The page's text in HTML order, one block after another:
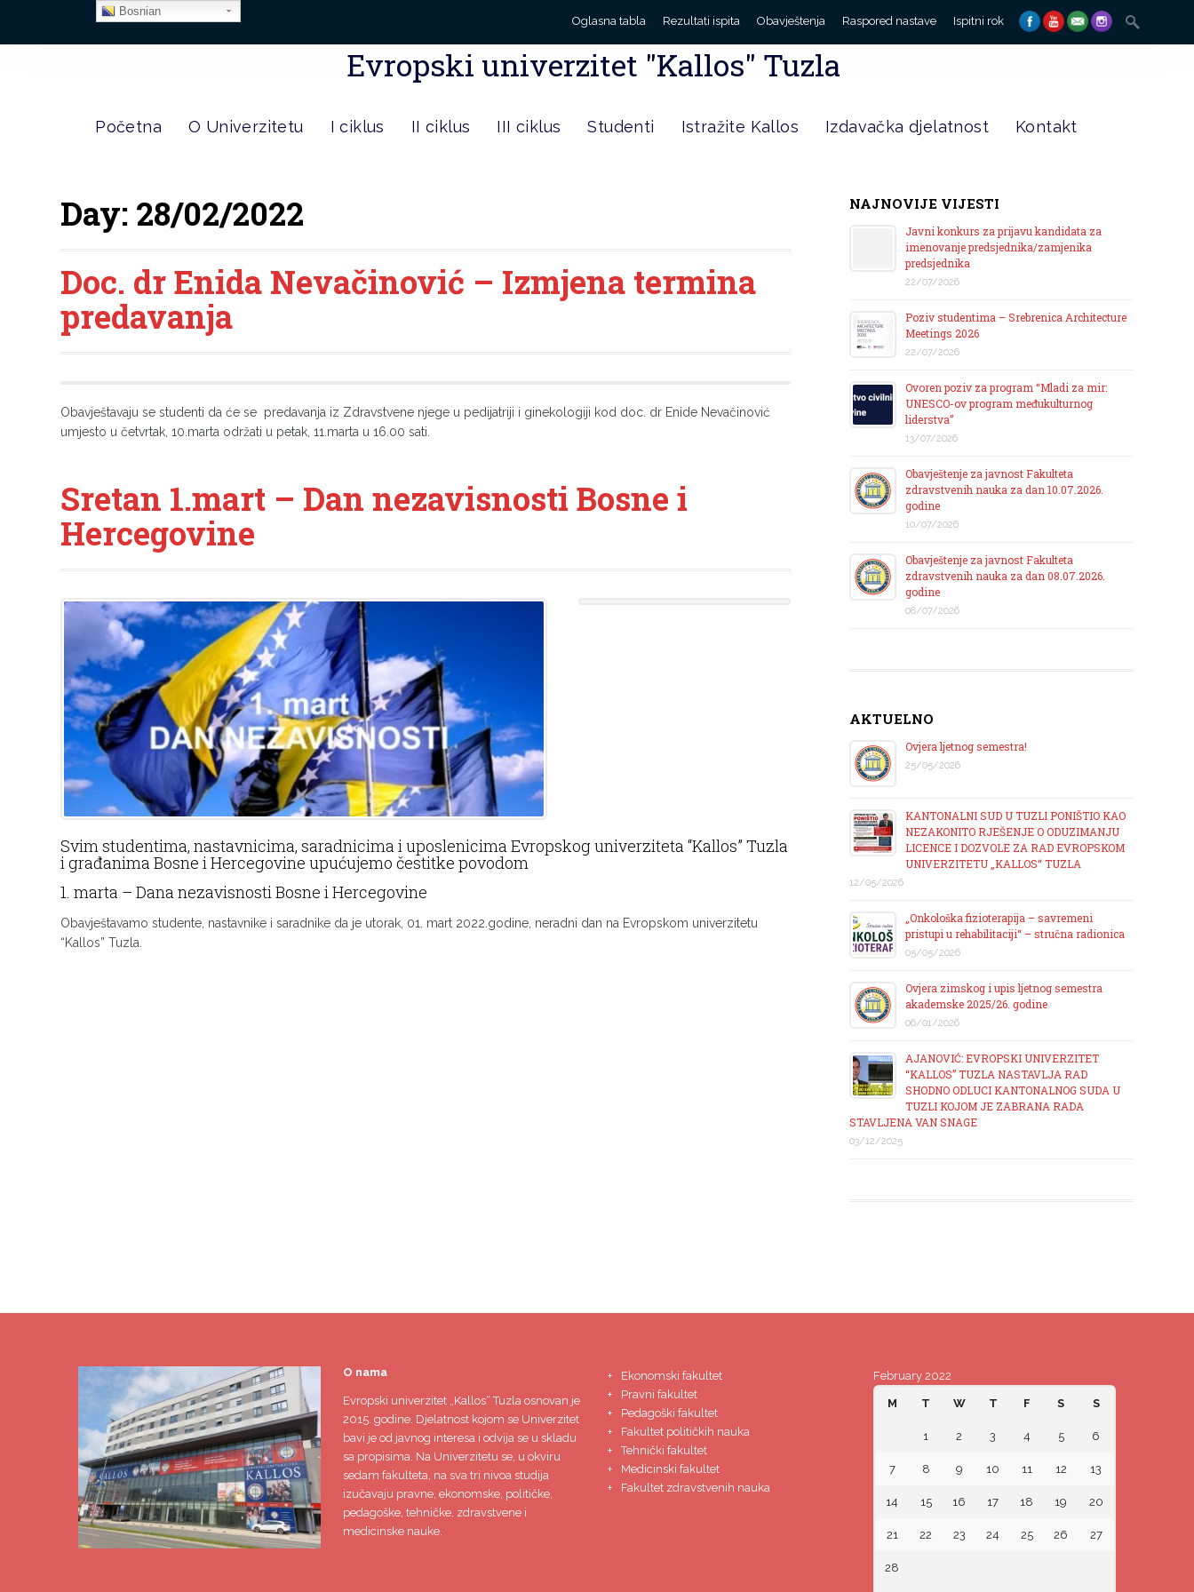
Oglasna tabla Rezultati ispita Obavještenja Raspored nastave Ispitni rok
Search
for:
Evropski univerzitet "Kallos" Tuzla
Početna O Univerzitetu I ciklus II ciklus III ciklus Studenti Istražite Kallos Izdavačka djelatnost Kontakt
Day: 28/02/2022
Doc. dr Enida Nevačinović – Izmjena termina
predavanja
Obavještavaju se studenti da će se predavanja iz Zdravstvene njege u pedijatriji i ginekologiji kod doc. dr Enide Nevačinović
umjesto u četvrtak, 10.marta održati u petak, 11.marta u 16.00 sati.
Sretan 1.mart – Dan nezavisnosti Bosne i
Hercegovine
Svim studentima, nastavnicima, saradnicima i uposlenicima Evropskog univerziteta “Kallos” Tuzla
i građanima Bosne i Hercegovine upućujemo čestitke povodom
1. marta – Dana nezavisnosti Bosne i Hercegovine
Obavještavamo studente, nastavnike i saradnike da je utorak, 01. mart 2022.godine, neradni dan na Evropskom univerzitetu
“Kallos” Tuzla.
NAJNOVIJE VIJESTI
Javni konkurs za prijavu kandidata za
imenovanje predsjednika/zamjenika
predsjednika
22/07/2026
Poziv studentima – Srebrenica Architecture
Meetings 2026
22/07/2026
Ovoren poziv za program “Mladi za mir:
UNESCO-ov program međukulturnog
liderstva”
13/07/2026
Obavještenje za javnost Fakulteta
zdravstvenih nauka za dan 10.07.2026.
godine
10/07/2026
Obavještenje za javnost Fakulteta
zdravstvenih nauka za dan 08.07.2026.
godine
08/07/2026
AKTUELNO
Ovjera ljetnog semestra!
25/05/2026
KANTONALNI SUD U TUZLI PONIŠTIO KAO
NEZAKONITO RJEŠENJE O ODUZIMANJU
LICENCE I DOZVOLE ZA RAD EVROPSKOM
UNIVERZITETU „KALLOS“ TUZLA
12/05/2026
„Onkološka fizioterapija – savremeni
pristupi u rehabilitaciji“ – stručna radionica
05/05/2026
Ovjera zimskog i upis ljetnog semestra
akademske 2025/26. godine
06/01/2026
AJANOVIĆ: EVROPSKI UNIVERZITET
“KALLOS” TUZLA NASTAVLJA RAD
SHODNO ODLUCI KANTONALNOG SUDA U
TUZLI KOJOM JE ZABRANA RADA
STAVLJENA VAN SNAGE
03/12/2025
O nama
Evropski univerzitet „Kallos“ Tuzlaosnovan je
2015. godine. Djelatnost kojom se Univerzitet
bavi je od javnog interesa i odvija se u skladu
sa propisima. Na Univerzitetu se, u okviru
sedam fakulteta, na sva tri nivoa studija
izučavaju pravne, ekonomske, političke,
pedagoške, tehničke, zdravstvene i
medicinske nauke.
Ekonomski fakultet
Pravni fakultet
Pedagoški fakultet
Fakultet političkih nauka
Tehnički fakultet
Medicinski fakultet
Fakultet zdravstvenih nauka
February 2022
M T W T F S S
1 2 3 4 5 6
7 8 9 10 11 12 13
14 15 16 17 18 19 20
21 22 23 24 25 26 27
28
Bosnian